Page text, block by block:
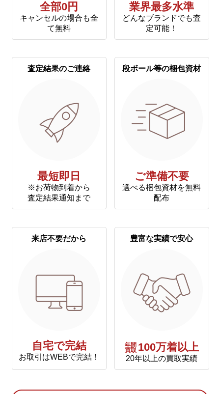
全部0円
キャンセルの場合も全
て無料
業界最多水準
どんなブランドでも査
定可能！
査定結果のご連絡
最短即日
※お荷物到着から
査定結果通知まで
段ボール等の梱包資材
ご準備不要
選べる梱包資材を無料
配布
来店不要だから
自宅で完結
お取引はWEBで完結！
豊富な実績で安心
年間
買取 100万着以上
20年以上の買取実績